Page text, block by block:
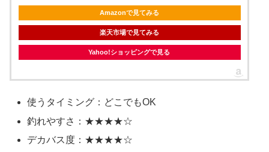
Amazonで見てみる
楽天市場で見てみる
Yahoo!ショッピングで見る
使うタイミング：どこでもOK
釣れやすさ：★★★★☆
デカバス度：★★★★☆